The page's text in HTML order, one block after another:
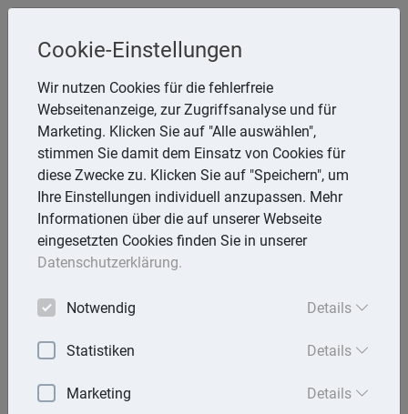
Steuerberaterin
Angela Reining
Aßmannstr. 64, 12587 Berlin
Telefon: 30 577970 -40
E-Mail:reining@steuerberaterinreining.de
Startseite
Cookie-Einstellungen
Wir nutzen Cookies für die fehlerfreie
Webseitenanzeige, zur Zugriffsanalyse und für
Marketing. Klicken Sie auf "Alle auswählen",
stimmen Sie damit dem Einsatz von Cookies für
diese Zwecke zu. Klicken Sie auf "Speichern", um
Ihre Einstellungen individuell anzupassen. Mehr
Informationen über die auf unserer Webseite
eingesetzten Cookies finden Sie in unserer
Datenschutzerklärung.
Notwendig Details
Statistiken Details
Marketing Details